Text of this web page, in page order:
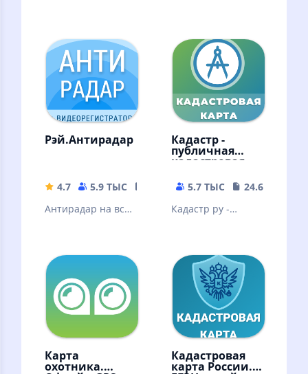
транспорта.
Метро. Пробки.
Камеры. Онлайн и
офлайн
Рэй.Антирадар
4.7 5.9 ТЫС
43.3 MB
Антирадар на все
поездок на авто
без штрафов
Кадастр -
публичная
кадастровая
5.7 ТЫС
24.65 MB
Кадастр ру -
России.
Информация из
Росреестр (ЕГРН)
Карта
охотника.
Кадастровая
карта России.